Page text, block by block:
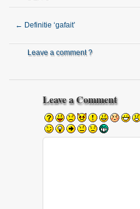
← Definitie ‘gafait’
Leave a comment ?
Leave a Comment